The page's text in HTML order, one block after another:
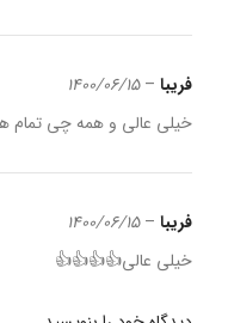
فریبا –
1400/06/15
خیلی عالی و همه چی تمام
فریبا –
1400/06/15
خیلی عالی👍👍👍👍